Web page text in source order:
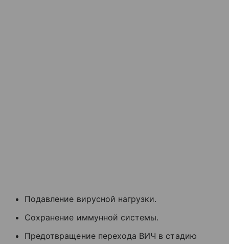
Подавление вирусной нагрузки.
Сохранение иммунной системы.
Предотвращение перехода ВИЧ в стадию